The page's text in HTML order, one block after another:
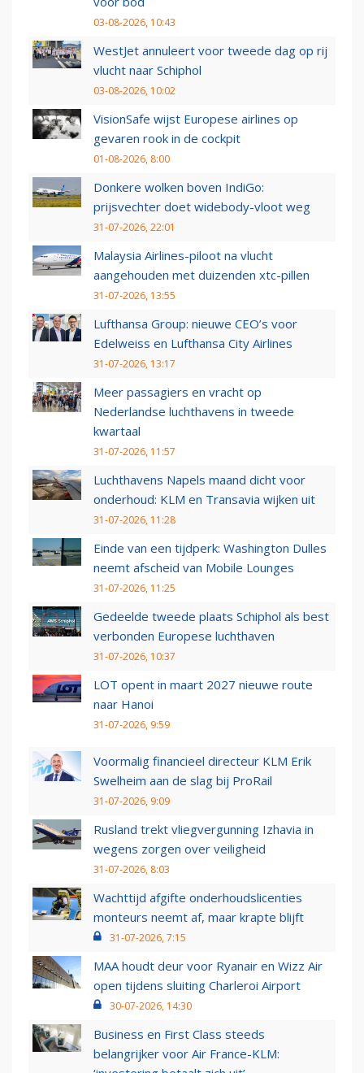
03-08-2026, 10:43
WestJet annuleert voor tweede dag op rij
vlucht naar Schiphol
03-08-2026, 10:02
VisionSafe wijst Europese airlines op
gevaren rook in de cockpit
01-08-2026, 8:00
Donkere wolken boven IndiGo:
prijsvechter doet widebody-vloot weg
31-07-2026, 22:01
Malaysia Airlines-piloot na vlucht
aangehouden met duizenden xtc-pillen
31-07-2026, 13:55
Lufthansa Group: nieuwe CEO’s voor
Edelweiss en Lufthansa City Airlines
31-07-2026, 13:17
Meer passagiers en vracht op
Nederlandse luchthavens in tweede
kwartaal
31-07-2026, 11:57
Luchthavens Napels maand dicht voor
onderhoud: KLM en Transavia wijken uit
31-07-2026, 11:28
Einde van een tijdperk: Washington Dulles
neemt afscheid van Mobile Lounges
31-07-2026, 11:25
Gedeelde tweede plaats Schiphol als best
verbonden Europese luchthaven
31-07-2026, 10:37
LOT opent in maart 2027 nieuwe route
naar Hanoi
31-07-2026, 9:59
Voormalig financieel directeur KLM Erik
Swelheim aan de slag bij ProRail
31-07-2026, 9:09
Rusland trekt vliegvergunning Izhavia in
wegens zorgen over veiligheid
31-07-2026, 8:03
Wachttijd afgifte onderhoudslicenties
monteurs neemt af, maar krapte blijft
31-07-2026, 7:15
MAA houdt deur voor Ryanair en Wizz Air
open tijdens sluiting Charleroi Airport
30-07-2026, 14:30
Business en First Class steeds
belangrijker voor Air France-KLM: